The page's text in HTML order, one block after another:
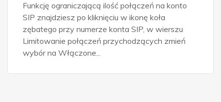
Funkcję ograniczającą ilość połączeń na konto
SIP znajdziesz po kliknięciu w ikonę koła
zębatego przy numerze konta SIP, w wierszu
Limitowanie połączeń przychodzących zmień
wybór na Włączone...